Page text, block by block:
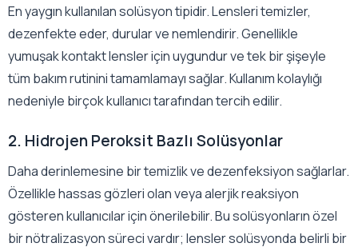
En yaygın kullanılan solüsyon tipidir. Lensleri temizler,
dezenfekte eder, durular ve nemlendirir. Genellikle
yumuşak kontakt lensler için uygundur ve tek bir şişeyle
tüm bakım rutinini tamamlamayı sağlar. Kullanım kolaylığı
nedeniyle birçok kullanıcı tarafından tercih edilir.
2. Hidrojen Peroksit Bazlı Solüsyonlar
Daha derinlemesine bir temizlik ve dezenfeksiyon sağlarlar.
Özellikle hassas gözleri olan veya alerjik reaksiyon
gösteren kullanıcılar için önerilebilir. Bu solüsyonların özel
bir nötralizasyon süreci vardır; lensler solüsyonda belirli bir